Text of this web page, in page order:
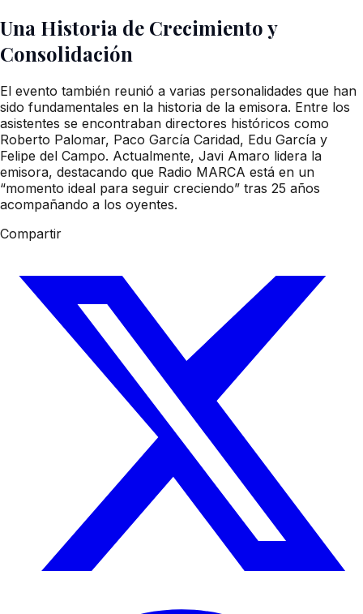
Una Historia de Crecimiento y
Consolidación
El evento también reunió a varias personalidades que han
sido fundamentales en la historia de la emisora. Entre los
asistentes se encontraban directores históricos como
Roberto Palomar, Paco García Caridad, Edu García y
Felipe del Campo. Actualmente, Javi Amaro lidera la
emisora, destacando que Radio MARCA está en un
“momento ideal para seguir creciendo” tras 25 años
acompañando a los oyentes.
Compartir